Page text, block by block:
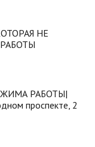
НЕ
РАБОТЫ|
проспекте, 2